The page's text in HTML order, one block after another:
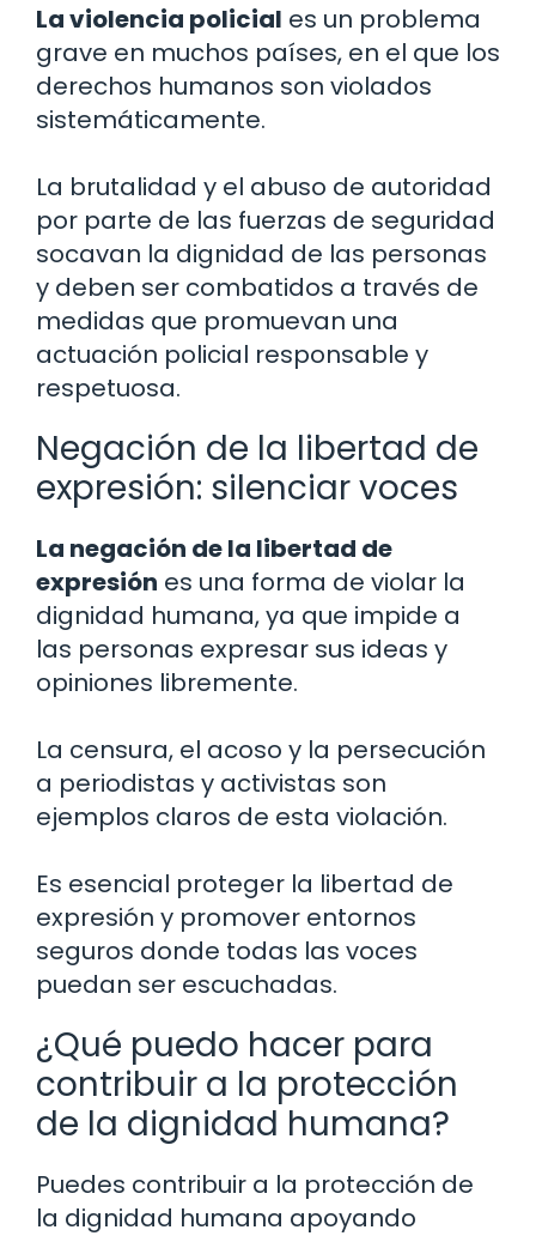
La violencia policial es un problema
grave en muchos países, en el que los
derechos humanos son violados
sistemáticamente.
La brutalidad y el abuso de autoridad
por parte de las fuerzas de seguridad
socavan la dignidad de las personas
y deben ser combatidos a través de
medidas que promuevan una
actuación policial responsable y
respetuosa.
Negación de la libertad de
expresión: silenciar voces
La negación de la libertad de
expresión es una forma de violar la
dignidad humana, ya que impide a
las personas expresar sus ideas y
opiniones libremente.
La censura, el acoso y la persecución
a periodistas y activistas son
ejemplos claros de esta violación.
Es esencial proteger la libertad de
expresión y promover entornos
seguros donde todas las voces
puedan ser escuchadas.
¿Qué puedo hacer para
contribuir a la protección
de la dignidad humana?
Puedes contribuir a la protección de
la dignidad humana apoyando